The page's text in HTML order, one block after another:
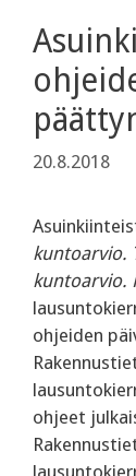
20.8.2018
kuntoarvio.
kuntoarvio.
ohjeiden
ohjeet